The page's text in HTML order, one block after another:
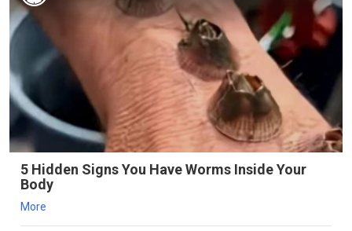
5 Hidden Signs You Have Worms Inside Your
Body
More